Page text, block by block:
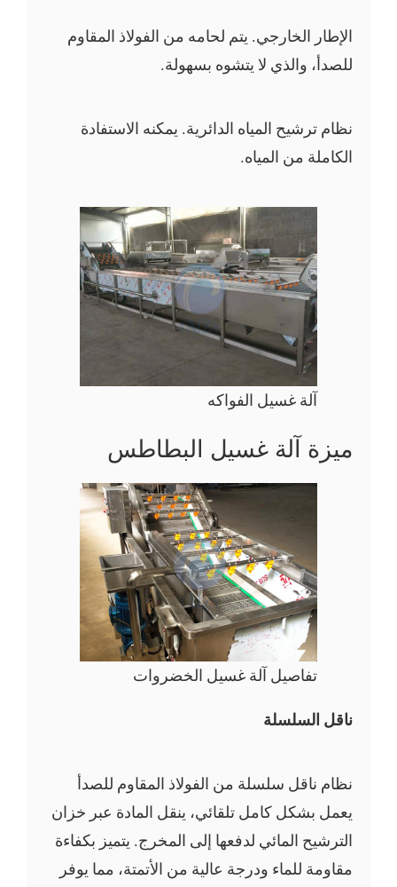
الإطار الخارجي. يتم لحامه من الفولاذ المقاوم
للصدأ، والذي لا يتشوه بسهولة.
نظام ترشيح المياه الدائرية. يمكنه الاستفادة
الكاملة من المياه.
آلة غسيل الفواكه
ميزة آلة غسيل البطاطس
تفاصيل آلة غسيل الخضروات
ناقل السلسلة
نظام ناقل سلسلة من الفولاذ المقاوم للصدأ
يعمل بشكل كامل تلقائي، ينقل المادة عبر خزان
الترشيح المائي لدفعها إلى المخرج. يتميز بكفاءة
مقاومة للماء ودرجة عالية من الأتمتة، مما يوفر